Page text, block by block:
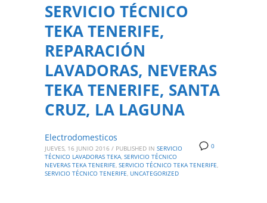
SERVICIO TÉCNICO
TEKA TENERIFE,
REPARACIÓN
LAVADORAS, NEVERAS
TEKA TENERIFE, SANTA
CRUZ, LA LAGUNA
0
Electrodomesticos
JUEVES, 16 JUNIO 2016 / PUBLISHED IN SERVICIO
TÉCNICO LAVADORAS TEKA, SERVICIO TÉCNICO
NEVERAS TEKA TENERIFE, SERVICIO TÉCNICO TEKA TENERIFE,
SERVICIO TÉCNICO TENERIFE, UNCATEGORIZED